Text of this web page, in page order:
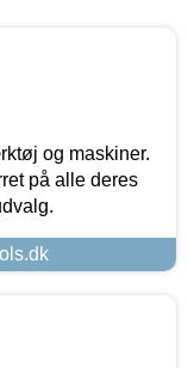
og maskiner.
på alle deres